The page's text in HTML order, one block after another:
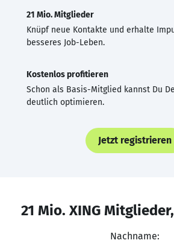
21 Mio. Mitglieder
Knüpf neue Kontakte und erhalte
besseres Job-Leben.
Kostenlos profitieren
Schon als Basis-Mitglied kannst Du
deutlich optimieren.
Jetzt registrieren
21 Mio. XING
Nachname: